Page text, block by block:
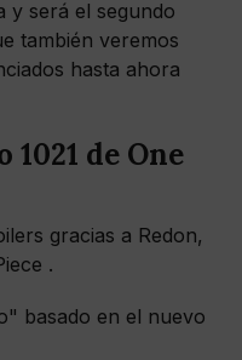
y será el segundo
también veremos
hasta ahora
de One
gracias a Redon,
.
basado en el nuevo